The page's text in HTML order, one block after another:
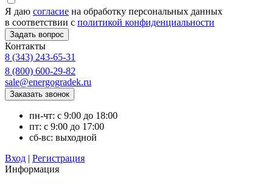
Я даю согласие на обработку персональных данных
в соответствии с политикой конфиденциальности
Контакты
8 (343) 243-65-31
8 (800) 600-29-82
sale@energogradek.ru
пн-чт: с 9:00 до 18:00
пт: с 9:00 до 17:00
сб-вс: выходной
Вход | Регистрация
Информация